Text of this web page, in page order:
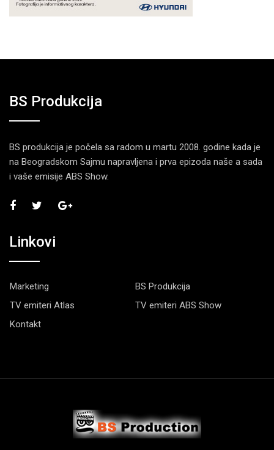
BS Produkcija
BS produkcija je počela sa radom u martu 2008. godine kada je
na Beogradskom Sajmu napravljena i prva epizoda naše a sada
i vaše emisije ABS Show.
Linkovi
Marketing
BS Produkcija
TV emiteri Atlas
TV emiteri ABS Show
Kontakt